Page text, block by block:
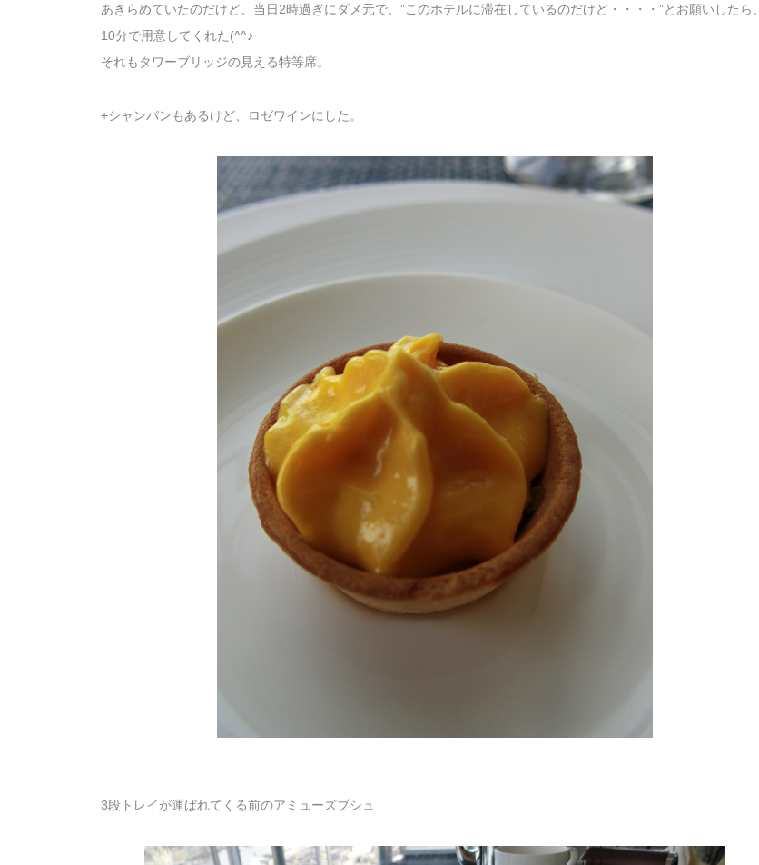
あきらめていたのだけど、当日2時過ぎにダメ元で、”このホテルに滞在しているのだけど・・・・”とお願いしたら、
10分で用意してくれた(^^♪
それもタワーブリッジの見える特等席。
+シャンパンもあるけど、ロゼワインにした。
3段トレイが運ばれてくる前のアミューズブシュ